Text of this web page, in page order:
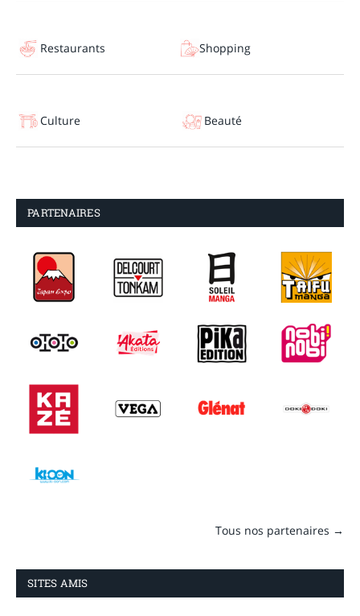
Restaurants Shopping
Culture Beauté
PARTENAIRES
Tous nos partenaires →
SITES AMIS